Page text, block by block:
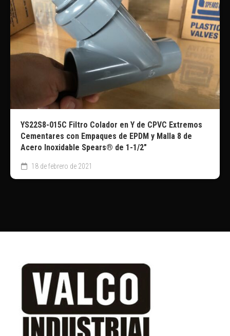
YS22S8-015C Filtro Colador en Y de CPVC Extremos
Cementares con Empaques de EPDM y Malla 8 de
Acero Inoxidable Spears® de 1-1/2″
18 de febrero de 2021